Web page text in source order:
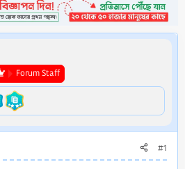
Forum Staff
#1